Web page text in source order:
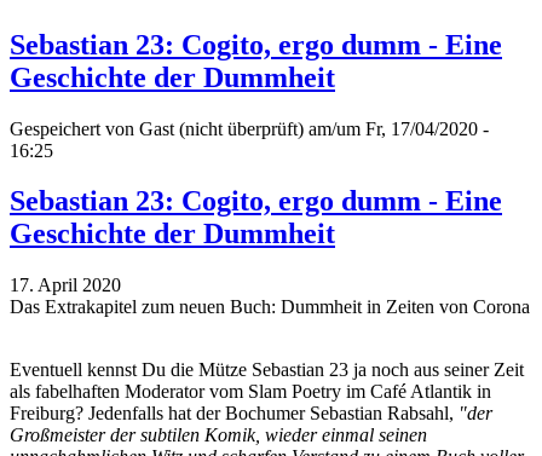
Sebastian 23: Cogito, ergo dumm - Eine
Geschichte der Dummheit
Gespeichert von Gast (nicht überprüft) am/um Fr, 17/04/2020 -
16:25
Sebastian 23: Cogito, ergo dumm - Eine
Geschichte der Dummheit
17. April 2020
Das Extrakapitel zum neuen Buch: Dummheit in Zeiten von Corona
Eventuell kennst Du die Mütze Sebastian 23 ja noch aus seiner Zeit
als fabelhaften Moderator vom Slam Poetry im Café Atlantik in
Freiburg? Jedenfalls hat der Bochumer Sebastian Rabsahl, "der
Großmeister der subtilen Komik, wieder einmal seinen